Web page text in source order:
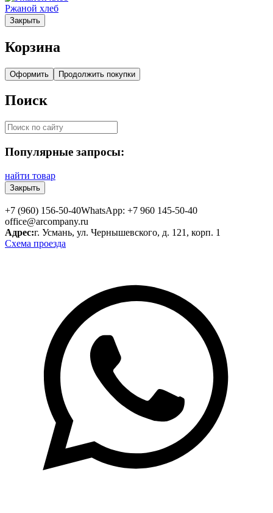
Ржаной хлеб
Закрыть
Корзина
Оформить Продолжить покупки
Поиск
Популярные запросы:
найти товар
Закрыть
+7 (960) 156-50-40WhatsApp: +7 960 145-50-40
office@arcompany.ru
Адрес:г. Усмань, ул. Чернышевского, д. 121, корп. 1
Схема проезда